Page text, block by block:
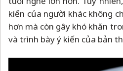
kiến của người khác không
hơn mà còn gây khó khăn
và trình bày ý kiến của bản